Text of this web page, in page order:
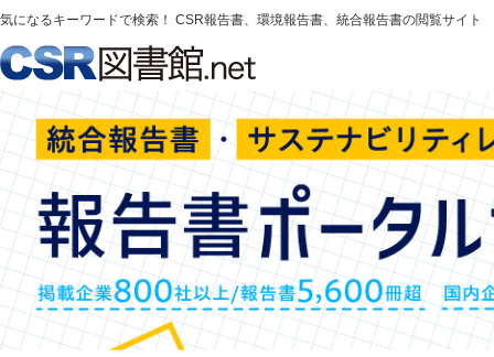
気になるキーワードで検索！ CSR報告書、環境報告書、統合報告書の閲覧サイト